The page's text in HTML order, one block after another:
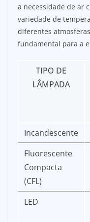
a necessidade de ar
variedade de
diferentes
fundamental para a
TIPO DE
LÂMPADA
Incandescente
Fluorescente
Compacta
(CFL)
LED